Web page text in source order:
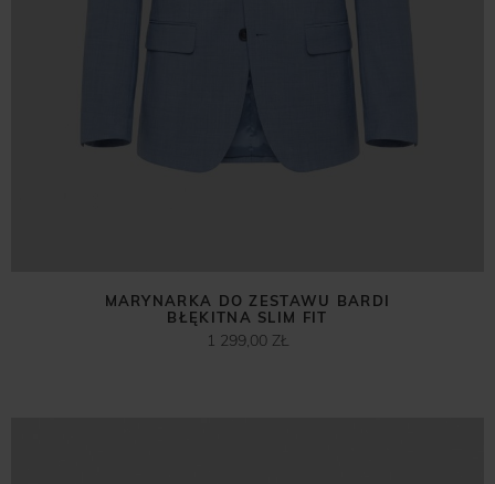
MARYNARKA DO ZESTAWU BARDI
BŁĘKITNA SLIM FIT
1 299,00 ZŁ